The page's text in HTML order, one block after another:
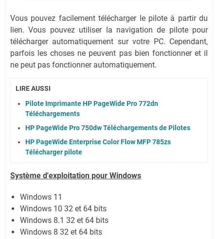
Vous pouvez facilement télécharger le pilote à partir du
lien.Vous pouvez utiliser la navigation de pilote pour
télécharger automatiquement sur votre PC. Cependant,
parfois les choses ne peuvent pas bien fonctionner et il
ne peut pas fonctionner automatiquement.
LIRE AUSSI
Pilote Imprimante HP PageWide Pro 772dn
Téléchargements
HP PageWide Pro 750dw Téléchargements de Pilotes
HP PageWide Enterprise Color Flow MFP 785zs
Télécharger pilote
Système d'exploitation pour Windows
Windows 11
Windows 10 32 et 64 bits
Windows 8.1 32 et 64 bits
Windows 8 32 et 64 bits